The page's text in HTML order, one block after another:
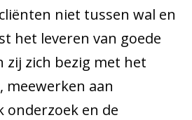
niet tussen wal en
het leveren van goede
zij zich bezig met het
meewerken aan
onderzoek en de